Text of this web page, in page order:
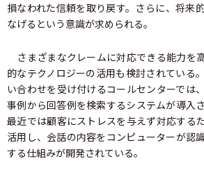
損なわれた信頼を取り戻す。さらに、将来
なげるという意識が求められる。
さまざまなクレームに対応できる能力を
的なテクノロジーの活用も検討されている
い合わせを受け付けるコールセンターでは
事例から回答例を検索するシステムが導入
最近では顧客にストレスを与えず対応する
活用し、会話の内容をコンピューターが認
する仕組みが開発されている。